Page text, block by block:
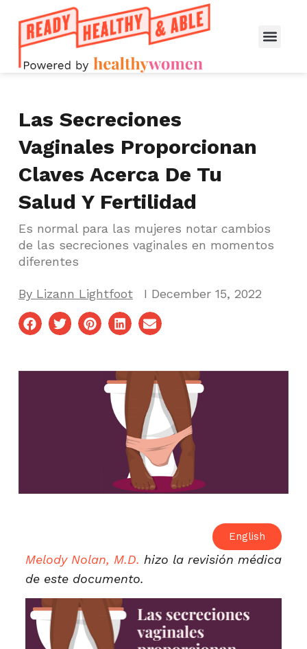
Las Secreciones
Vaginales Proporcionan
Claves Acerca De Tu
Salud Y Fertilidad
Es normal para las mujeres notar cambios
de las secreciones vaginales en momentos
diferentes
By Lizann Lightfoot I December 15, 2022
English
Melody Nolan, M.D. hizo la revisión médica
de este documento.